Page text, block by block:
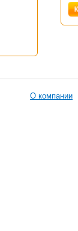
О компании